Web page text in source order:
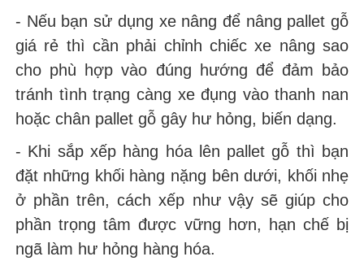
- Nếu bạn sử dụng xe nâng để nâng pallet gỗ
giá rẻ thì cần phải chỉnh chiếc xe nâng sao
cho phù hợp vào đúng hướng để đảm bảo
tránh tình trạng càng xe đụng vào thanh nan
hoặc chân pallet gỗ gây hư hỏng, biến dạng.
- Khi sắp xếp hàng hóa lên pallet gỗ thì bạn
đặt những khối hàng nặng bên dưới, khối nhẹ
ở phần trên, cách xếp như vậy sẽ giúp cho
phần trọng tâm được vững hơn, hạn chế bị
ngã làm hư hỏng hàng hóa.